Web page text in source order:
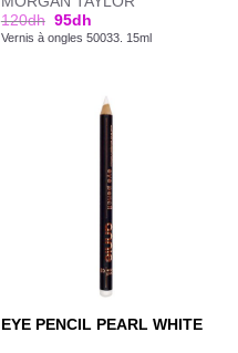
120dh 95dh
Vernis à ongles 50033. 15ml
EYE PENCIL PEARL WHITE